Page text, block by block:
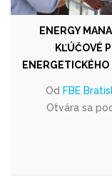
ENERGY
KĽÚČOVÉ
Od FBE
Otvára sa